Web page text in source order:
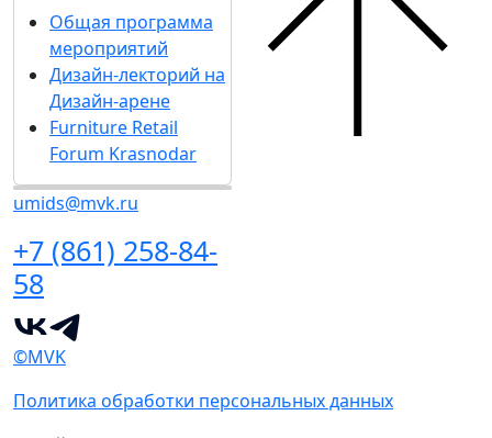
Общая программа
мероприятий
Дизайн-лекторий на
Дизайн-арене
Furniture Retail
Forum Krasnodar
umids@mvk.ru
+7 (861) 258-84-
58
©MVK
Политика обработки персональных данных